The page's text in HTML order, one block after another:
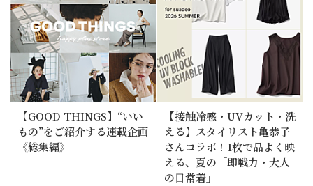
【GOOD THINGS】“いい
もの”をご紹介する連載企画
《総集編》
【接触冷感・UVカット・洗
える】スタイリスト亀恭子
さんコラボ！1枚で品よく映
える、夏の「即戦力・大人
の日常着」